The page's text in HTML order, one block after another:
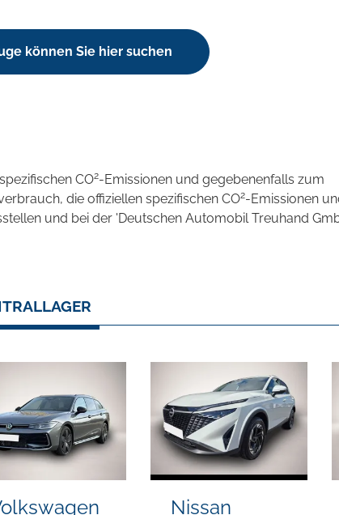
können Sie hier suchen
CO2-Emissionen und gegebenenfalls zum
die offiziellen spezifischen CO2-Emissionen
und bei der 'Deutschen Automobil Treuhand
Volkswagen
Volkswagen